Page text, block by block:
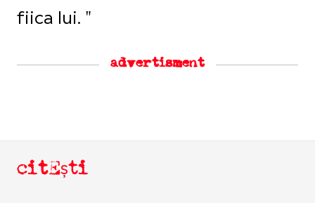
fiica lui. "
advertisment
citEști